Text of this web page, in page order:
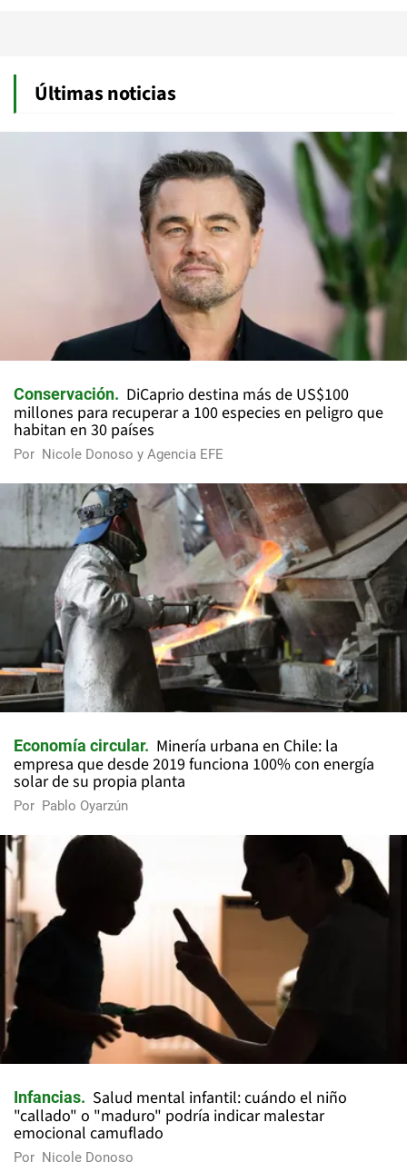
Últimas noticias
Conservación
DiCaprio destina más de US$100
millones para recuperar a 100 especies en peligro que
habitan en 30 países
Por Nicole Donoso y Agencia EFE
Economía circular
Minería urbana en Chile: la
empresa que desde 2019 funciona 100% con energía
solar de su propia planta
Por Pablo Oyarzún
Infancias
Salud mental infantil: cuándo el niño
"callado" o "maduro" podría indicar malestar
emocional camuflado
Por Nicole Donoso